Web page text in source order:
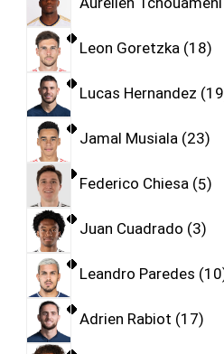
Leon Goretzka 18
Lucas Hernandez 19
Jamal Musiala 23
Federico Chiesa 5
Juan Cuadrado 3
Leandro Paredes 10
Adrien Rabiot 17